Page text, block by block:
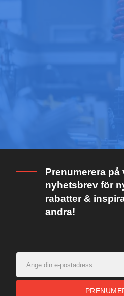
Prenumerera på
nyhetsbrev för
rabatter &
andra!